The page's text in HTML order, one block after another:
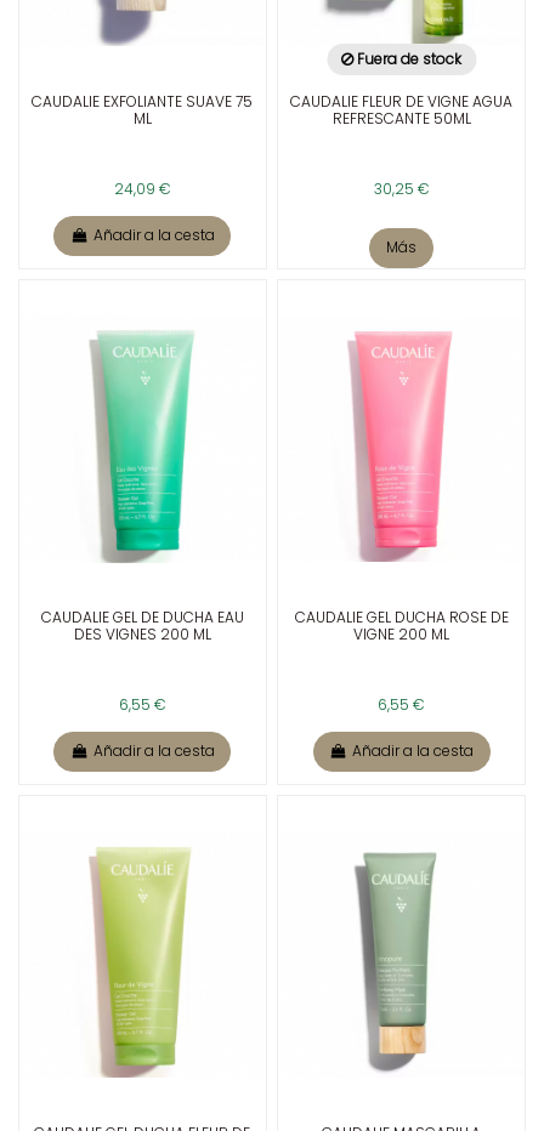
CAUDALIE EXFOLIANTE SUAVE 75
ML
24,09 €
Añadir a la cesta
Fuera de stock
CAUDALIE FLEUR DE VIGNE AGUA
REFRESCANTE 50ML
30,25 €
Más
CAUDALIE GEL DE DUCHA EAU
DES VIGNES 200 ML
6,55 €
Añadir a la cesta
CAUDALIE GEL DUCHA ROSE DE
VIGNE 200 ML
6,55 €
Añadir a la cesta